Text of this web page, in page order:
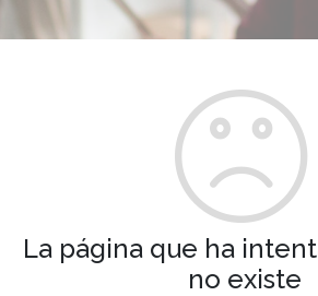
La página que ha
no existe